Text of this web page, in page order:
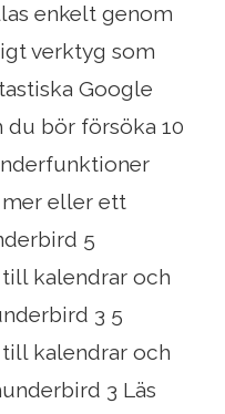
enkelt genom
verktyg som
Google
bör försöka 10
eller ett
5
kalendrar och
3 5
kalendrar och
3 Läs